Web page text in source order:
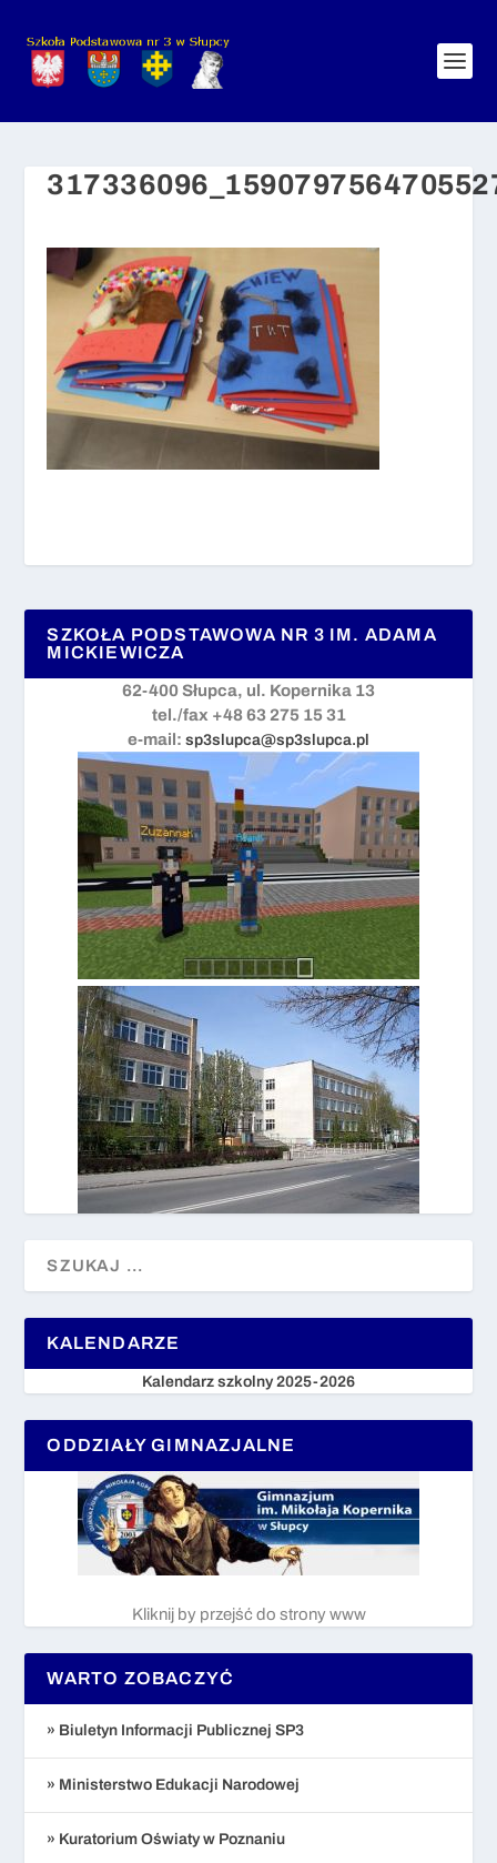
SZKOŁA PODSTAWOWA NR 3 IM. ADAMA
MICKIEWICZA
62-400 Słupca, ul. Kopernika 13
tel./fax +48 63 275 15 31
e-mail: sp3slupca@sp3slupca.pl
KALENDARZE
Kalendarz szkolny 2025-2026
ODDZIAŁY GIMNAZJALNE
Kliknij by przejść do strony www
WARTO ZOBACZYĆ
» Biuletyn Informacji Publicznej SP3
» Ministerstwo Edukacji Narodowej
» Kuratorium Oświaty w Poznaniu